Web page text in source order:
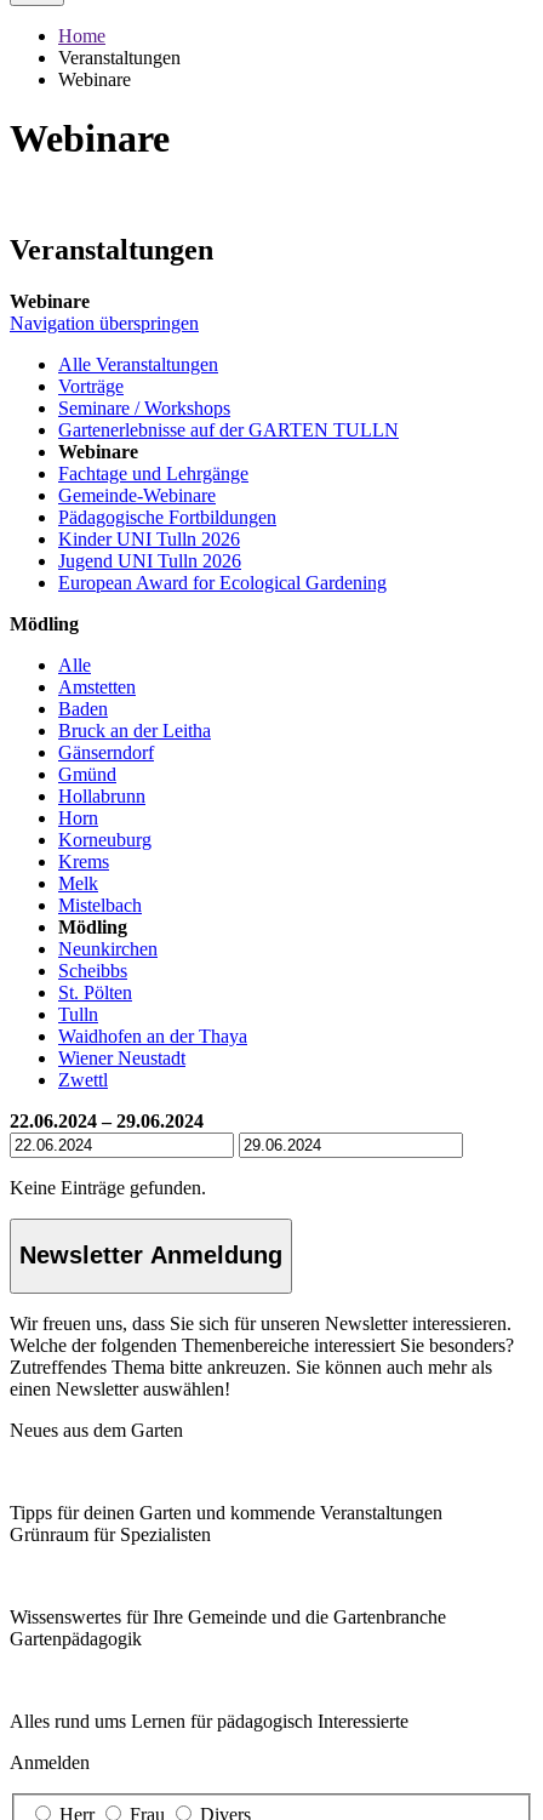
Home
Veranstaltungen
Webinare
Webinare
Veranstaltungen
Webinare
Navigation überspringen
Alle Veranstaltungen
Vorträge
Seminare / Workshops
Gartenerlebnisse auf der GARTEN TULLN
Webinare
Fachtage und Lehrgänge
Gemeinde-Webinare
Pädagogische Fortbildungen
Kinder UNI Tulln 2026
Jugend UNI Tulln 2026
European Award for Ecological Gardening
Mödling
Alle
Amstetten
Baden
Bruck an der Leitha
Gänserndorf
Gmünd
Hollabrunn
Horn
Korneuburg
Krems
Melk
Mistelbach
Mödling
Neunkirchen
Scheibbs
St. Pölten
Tulln
Waidhofen an der Thaya
Wiener Neustadt
Zwettl
22.06.2024 – 29.06.2024
Keine Einträge gefunden.
Newsletter Anmeldung
Wir freuen uns, dass Sie sich für unseren Newsletter interessieren.
Welche der folgenden Themenbereiche interessiert Sie besonders?
Zutreffendes Thema bitte ankreuzen. Sie können auch mehr als
einen Newsletter auswählen!
Neues aus dem Garten
Tipps für deinen Garten und kommende Veranstaltungen
Grünraum für Spezialisten
Wissenswertes für Ihre Gemeinde und die Gartenbranche
Garten­pädagogik
Alles rund ums Lernen für pädagogisch Interessierte
Anmelden
Herr Frau Divers